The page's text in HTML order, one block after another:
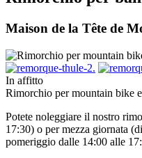
Maison de la Tête de
In affitto
Rimorchio per mountain bike
Potete noleggiare il nostro
17:30) o per mezza giornata
pomeriggio dalle 14:00 alle